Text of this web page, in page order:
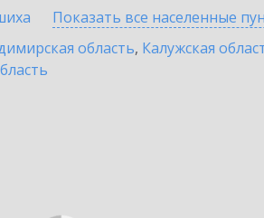
Показать все населенные
область, Калужская